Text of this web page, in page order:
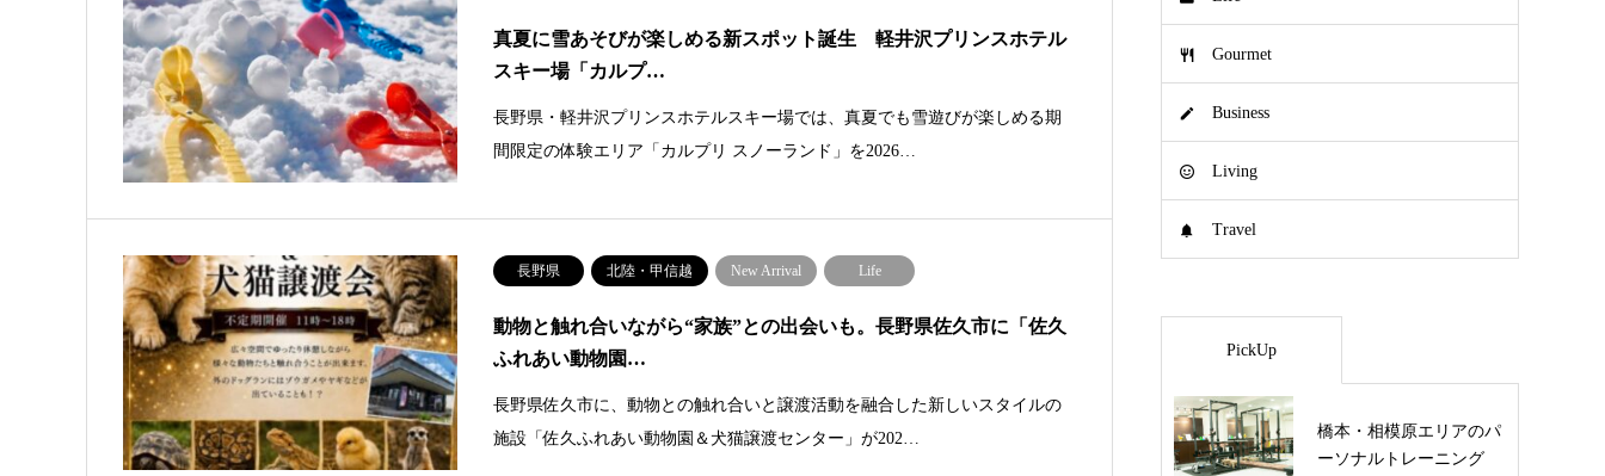
真夏に雪あそびが楽しめる新スポット誕生 軽井沢プリンスホテル
スキー場「カルプ…
長野県・軽井沢プリンスホテルスキー場では、真夏でも雪遊びが楽しめる期
間限定の体験エリア「カルプリ スノーランド」を2026…
長野県 北陸・甲信越 New Arrival Life
動物と触れ合いながら“家族”との出会いも。長野県佐久市に「佐久
ふれあい動物園…
長野県佐久市に、動物との触れ合いと譲渡活動を融合した新しいスタイルの
施設「佐久ふれあい動物園＆犬猫譲渡センター」が202…
Gourmet
Business
Living
Travel
PickUp
橋本・相模原エリアのパ
ーソナルトレーニング